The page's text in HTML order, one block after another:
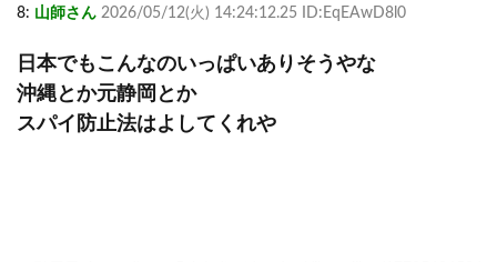
8: 山師さん 2026/05/12(火) 14:24:12.25 ID:EqEAwD8l0
日本でもこんなのいっぱいありそうやな
沖縄とか元静岡とか
スパイ防止法はよしてくれや